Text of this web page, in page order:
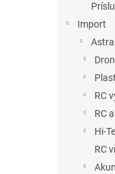
Import
RC
RC
Hi-
RC